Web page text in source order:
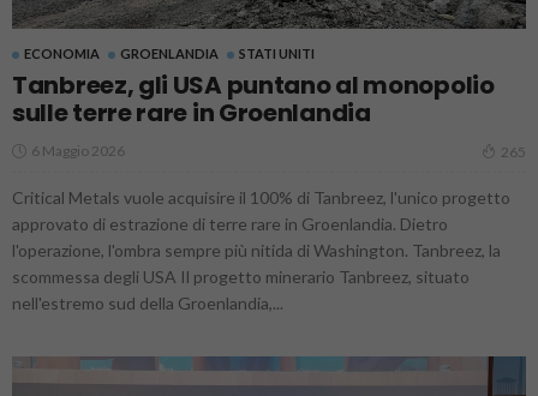
ECONOMIA GROENLANDIA STATI UNITI
Tanbreez, gli USA puntano al monopolio
sulle terre rare in Groenlandia
6 Maggio 2026 265
Critical Metals vuole acquisire il 100% di Tanbreez, l'unico progetto
approvato di estrazione di terre rare in Groenlandia. Dietro
l'operazione, l'ombra sempre più nitida di Washington. Tanbreez, la
scommessa degli USA Il progetto minerario Tanbreez, situato
nell'estremo sud della Groenlandia,...